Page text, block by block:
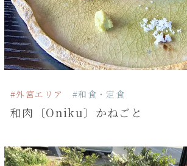
#外宮エリア #和食・定食
和肉〔Oniku〕かねごと